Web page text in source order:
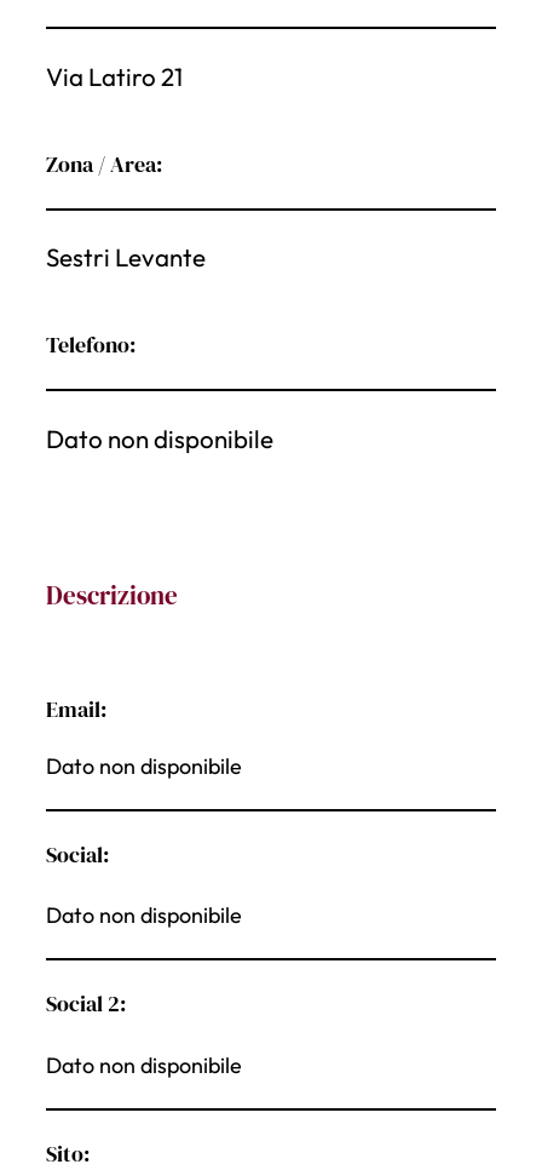
Via Latiro 21
Zona / Area:
Sestri Levante
Telefono:
Dato non disponibile
Descrizione
Email:
Dato non disponibile
Social:
Dato non disponibile
Social 2:
Dato non disponibile
Sito: